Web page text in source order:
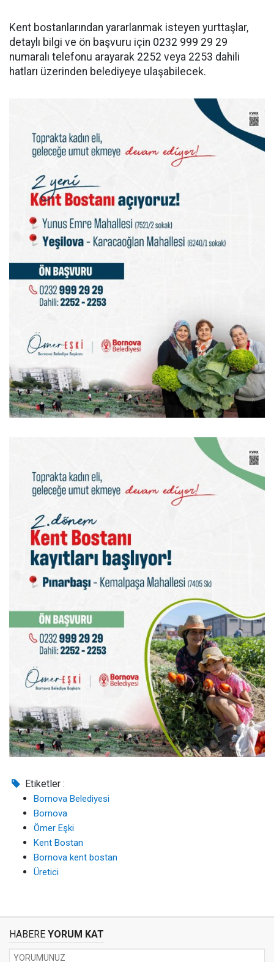
Kent bostanlarından yararlanmak isteyen yurttaşlar,
detaylı bilgi ve ön başvuru için 0232 999 29 29
numaralı telefonu arayarak 2252 veya 2253 dahili
hatları üzerinden belediyeye ulaşabilecek.
Etiketler :
Bornova Belediyesi
Bornova
Ömer Eşki
Kent Bostan
Bornova kent bostan
Üretici
HABERE YORUM KAT